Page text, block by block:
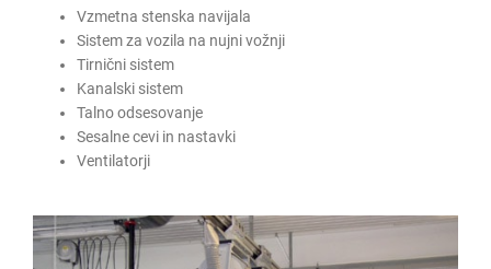
Vzmetna stenska navijala
Sistem za vozila na nujni vožnji
Tirnični sistem
Kanalski sistem
Talno odsesovanje
Sesalne cevi in nastavki
Ventilatorji